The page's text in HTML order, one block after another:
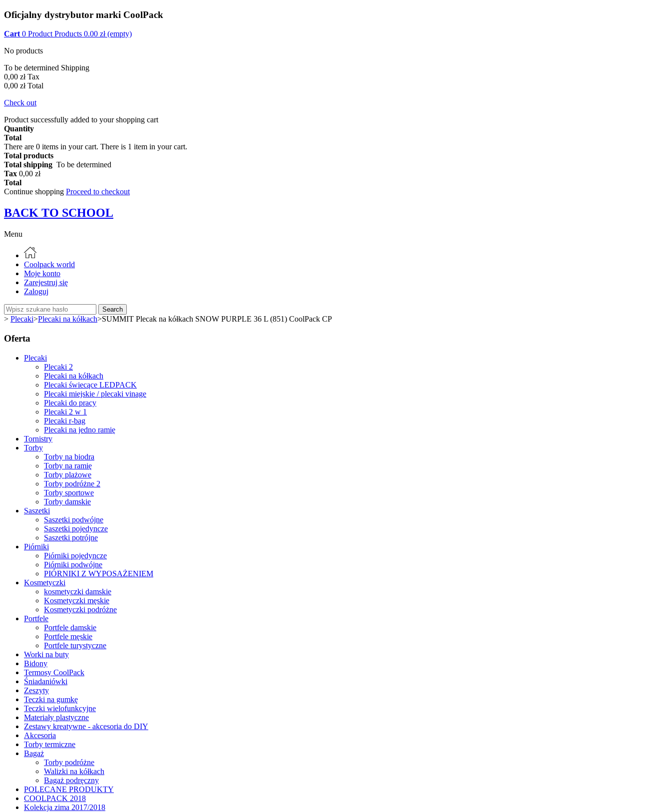
Oficjalny dystrybutor marki CoolPack
Cart 0 Product Products 0.00 zł (empty)
No products
To be determined Shipping
0,00 zł Tax
0,00 zł Total
Check out
Product successfully added to your shopping cart
Quantity
Total
There are 0 items in your cart. There is 1 item in your cart.
Total products
Total shipping To be determined
Tax 0,00 zł
Total
Continue shopping Proceed to checkout
BACK TO SCHOOL
Menu
Coolpack world
Moje konto
Zarejestruj się
Zaloguj
Search
> Plecaki>Plecaki na kółkach>SUMMIT Plecak na kółkach SNOW PURPLE 36 L (851) CoolPack CP
Oferta
Plecaki
Plecaki 2
Plecaki na kółkach
Plecaki świecące LEDPACK
Plecaki miejskie / plecaki vinage
Plecaki do pracy
Plecaki 2 w 1
Plecaki r-bag
Plecaki na jedno ramię
Tornistry
Torby
Torby na biodra
Torby na ramię
Torby plażowe
Torby podróżne 2
Torby sportowe
Torby damskie
Saszetki
Saszetki podwójne
Saszetki pojedyncze
Saszetki potrójne
Piórniki
Piórniki pojedyncze
Piórniki podwójne
PIÓRNIKI Z WYPOSAŻENIEM
Kosmetyczki
kosmetyczki damskie
Kosmetyczki męskie
Kosmetyczki podróżne
Portfele
Portfele damskie
Portfele męskie
Portfele turystyczne
Worki na buty
Bidony
Termosy CoolPack
Śniadaniówki
Zeszyty
Teczki na gumkę
Teczki wielofunkcyjne
Materiały plastyczne
Zestawy kreatywne - akcesoria do DIY
Akcesoria
Torby termiczne
Bagaż
Torby podróżne
Walizki na kółkach
Bagaż podręczny
POLECANE PRODUKTY
COOLPACK 2018
Kolekcja zima 2017/2018